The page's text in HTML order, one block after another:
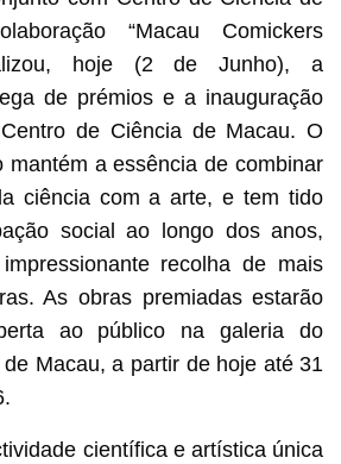
“Macau Comickers
hoje (2 de Junho), a
de prémios e a inauguração
de Ciência de Macau. O
mantém a essência de combinar
ciência com a arte, e tem tido
social ao longo dos anos,
recolha de mais
As obras premiadas estarão
ao público na galeria do
Macau, a partir de hoje até 31
científica e artística única